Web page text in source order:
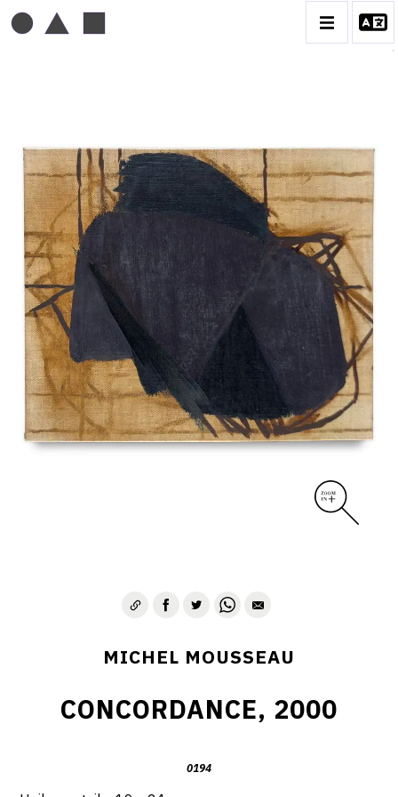
MICHEL MOUSSEAU
BIOGRAPHIE
CATALOGUE DES OEUVRES
DESSIN
PEINTURE
CONTACT
MICHEL MOUSSEAU
CONCORDANCE, 2000
0194